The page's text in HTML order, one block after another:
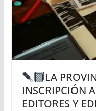
LA
INSCRIPCIÓN
EDITORES Y